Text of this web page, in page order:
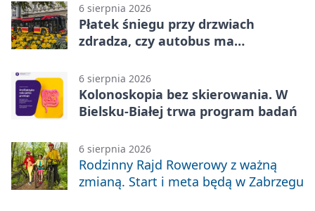
6 sierpnia 2026
Płatek śniegu przy drzwiach
zdradza, czy autobus ma
6 sierpnia 2026
Kolonoskopia bez skierowania. W
Bielsku-Białej trwa program badań
6 sierpnia 2026
Rodzinny Rajd Rowerowy z ważną
zmianą. Start i meta będą w Zabrzegu